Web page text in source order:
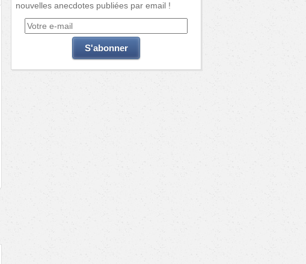
nouvelles anecdotes publiées par email !